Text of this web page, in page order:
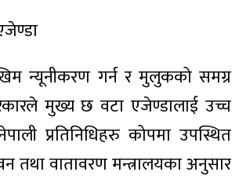
न्यूनीकरण गर्न र मुलुकको समग्र
मुख्य छ वटा एजेण्डालाई उच्च
प्रतिनिधिहरु कोपमा उपस्थित
वातावरण मन्त्रालयका अनुसार